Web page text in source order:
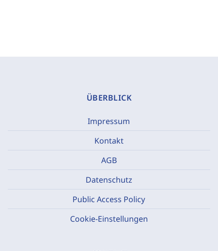
ÜBERBLICK
Impressum
Kontakt
AGB
Datenschutz
Public Access Policy
Cookie-Einstellungen